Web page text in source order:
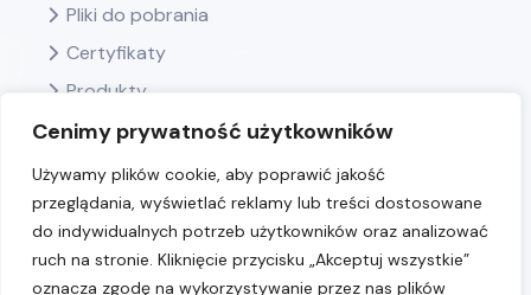
Cenimy prywatność użytkowników
Używamy plików cookie, aby poprawić jakość
przeglądania, wyświetlać reklamy lub treści dostosowane
do indywidualnych potrzeb użytkowników oraz analizować
ruch na stronie. Kliknięcie przycisku „Akceptuj wszystkie”
oznacza zgodę na wykorzystywanie przez nas plików
Pliki do pobrania
Certyfikaty
Produkty
Ulubione
Polityka prywatności